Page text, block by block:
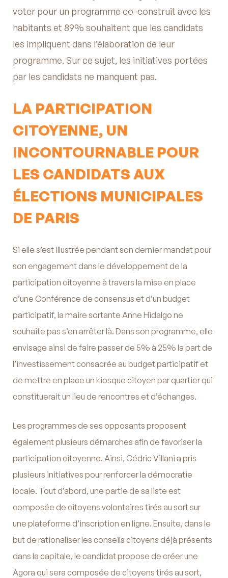
voter pour un programme co-construit avec les
habitants et 89% souhaitent que les candidats
les impliquent dans l’élaboration de leur
programme. Sur ce sujet, les initiatives portées
par les candidats ne manquent pas.
LA PARTICIPATION
CITOYENNE, UN
INCONTOURNABLE POUR
LES CANDIDATS AUX
ÉLECTIONS MUNICIPALES
DE PARIS
Si elle s’est illustrée pendant son dernier mandat pour
son engagement dans le développement de la
participation citoyenne à travers la mise en place
d’une Conférence de consensus et d’un budget
participatif, la maire sortante Anne Hidalgo ne
souhaite pas s’en arrêter là. Dans son programme, elle
envisage ainsi de faire passer de 5% à 25% la part de
l’investissement consacrée au budget participatif et
de mettre en place un kiosque citoyen par quartier qui
constituerait un lieu de rencontres et d’échanges.
Les programmes de ses opposants proposent
également plusieurs démarches afin de favoriser la
participation citoyenne. Ainsi, Cédric Villani a pris
plusieurs initiatives pour renforcer la démocratie
locale. Tout d’abord, une partie de sa liste est
composée de citoyens volontaires tirés au sort sur
une plateforme d’inscription en ligne. Ensuite, dans le
but de rationaliser les conseils citoyens déjà présents
dans la capitale, le candidat propose de créer une
Agora qui sera composée de citoyens tirés au sort,